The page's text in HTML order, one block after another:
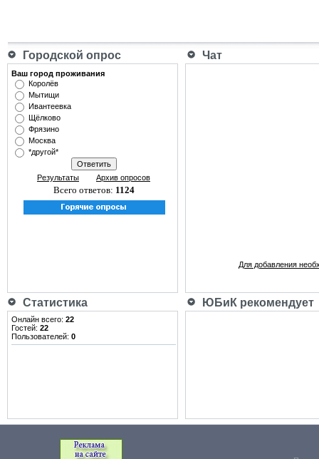
Городской опрос Чат
Ваш город проживания
Королёв
Мытищи
Ивантеевка
Щёлково
Фрязино
Москва
*другой*
Результаты Архив опросов
Всего ответов: 1124
Для добавления
Статистика ЮБиК рекомендует
Онлайн всего: 22
Гостей: 22
Пользователей: 0